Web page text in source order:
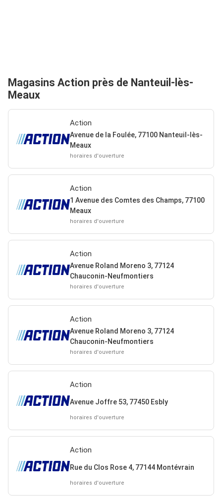
Magasins Action près de Nanteuil-lès-
Meaux
Action
Avenue de la Foulée, 77100 Nanteuil-lès-
Meaux
horaires d'ouverture
Action
1 Avenue des Comtes des Champs, 77100
Meaux
horaires d'ouverture
Action
Avenue Roland Moreno 3, 77124
Chauconin-Neufmontiers
horaires d'ouverture
Action
Avenue Roland Moreno 3, 77124
Chauconin-Neufmontiers
horaires d'ouverture
Action
Avenue Joffre 53, 77450 Esbly
horaires d'ouverture
Action
Rue du Clos Rose 4, 77144 Montévrain
horaires d'ouverture